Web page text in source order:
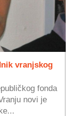
vranjskog
fonda
novi je